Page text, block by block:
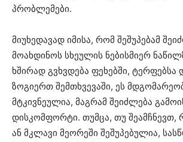
პრობლემები.
მიუხედავად იმისა, რომ შეშუპებამ
მოახდინოს სხეულის ნებისმიერ
ხშირად გვხვდება ფეხებში, ტერფებსა
ზოგიერთ შემთხვევაში, ეს
მტკივნეულია, მაგრამ შეიძლება
დისკომფორტი. თუმცა, თუ შეამჩნევთ,
ან მკლავი მეორეში შეშუპებულია,